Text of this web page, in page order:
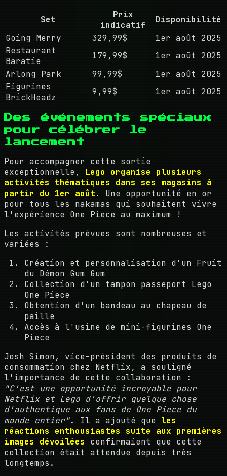
Set
Prix
indicatif
Disponibilité
Going Merry
329,99$
1er août 2025
Restaurant
Baratie
179,99$
1er août 2025
Arlong Park
99,99$
1er août 2025
Figurines
BrickHeadz
9,99$ 1er août 2025
Des événements spéciaux
pour célébrer le
lancement
Pour accompagner cette sortie
exceptionnelle, Lego organise plusieurs
activités thématiques dans ses magasins à
partir du 1er août. Une opportunité en or
pour tous les nakamas qui souhaitent vivre
l'expérience One Piece au maximum !
Les activités prévues sont nombreuses et
variées :
Création et personnalisation d'un Fruit
du Démon Gum Gum
Collection d'un tampon passeport Lego
One Piece
Obtention d'un bandeau au chapeau de
paille
Accès à l'usine de mini-figurines One
Piece
Josh Simon, vice-président des produits de
consommation chez Netflix, a souligné
l'importance de cette collaboration :
"C'est une opportunité incroyable pour
Netflix et Lego d'offrir quelque chose
d'authentique aux fans de One Piece du
monde entier". Il a ajouté que les
réactions enthousiastes suite aux premières
images dévoilées confirmaient que cette
collection était attendue depuis très
longtemps.